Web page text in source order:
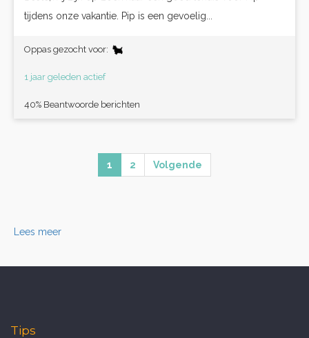
tijdens onze vakantie. Pip is een gevoelig...
Oppas gezocht voor:
1 jaar geleden actief
40% Beantwoorde berichten
1 2 Volgende
Lees meer
Tips